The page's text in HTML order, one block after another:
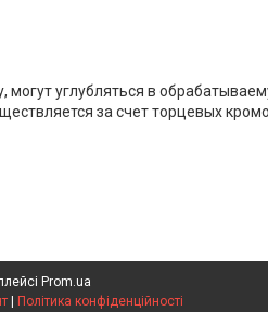
углубляться в
за счет торцевых
Prom.ua
Політика конфіденційності